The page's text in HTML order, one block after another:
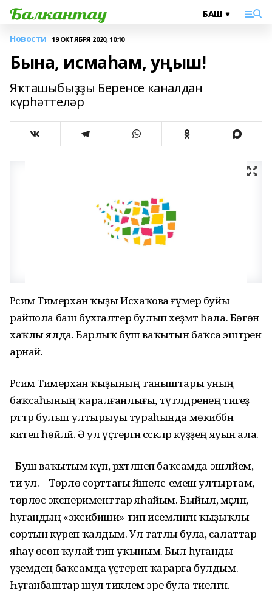
Новости 19 ОКТЯБРЯ 2020, 10:10
Бына, исмаһам, уңыш!
Яҡташыбыҙҙы Беренсе каналдан
күрһәттеләр
Рәсимә Тимерхан ҡыҙы Исхаҡова ғүмер буйы
райпола баш бухгалтер булып хеҙмәт һала. Бөгөн
хаҡлы ялда. Барлыҡ буш ваҡытын баҡса эштәренә
арнай.
Рәсимә Тимерхан ҡыҙының таныштары уның
баҡсаһының ҡаралғанлығы, түтәлдәренең тигеҙ
рәттәр булып ултырыуы тураһында мөкиббән
китеп һөйләй. Ә ул үҫтергән сәскәләр күҙҙең яуын ала.
- Буш ваҡытым күп, рәхәтләнеп баҡсамда эшләйем, -
ти ул. – Төрлө сорттағы йәшелсә-емеш ултыртам,
төрлөсә эксперименттар яһайым. Быйыл, мәҫәлән,
һуғандың «эксибиши» тип исемләнгән ҡыҙыҡлы
сортын күреп ҡалдым. Ул татлы була, салаттар
яһау өсөн ҡулай тип уҡыным. Был һуғанды
үҙемдең баҡсамда үҫтереп ҡарарға булдым.
Һуғанбаштар шул тиклем эре була тиелгән.